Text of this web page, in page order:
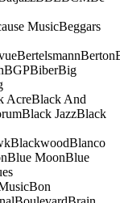
MusicBeggars
BertelsmannBerton
BGPBiberBig
AcreBlack And
Black JazzBlack
BlackwoodBlanco
Blue MoonBlue
Bon